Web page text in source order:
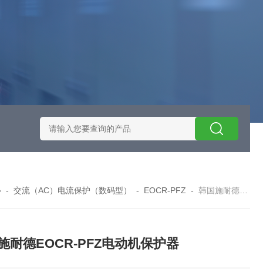
能保护器选型 EOCRSE2-05RSEOCR-SE2施耐德电流保
-交流（AC）电流保护（数码型） - EOCR-PFZ -韩国施耐德EOCR-PFZ电动机保护器
耐德EOCR-PFZ电动机保护器